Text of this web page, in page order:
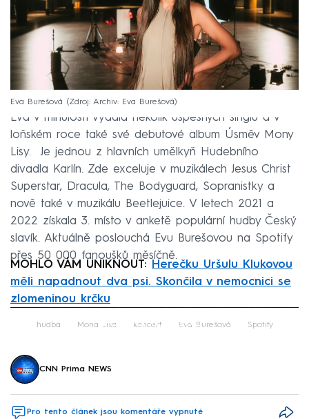
Eva Burešová Zdroj: Archiv: Eva Burešová
Eva v minulosti vydala několik úspěšných singlů a v
loňském roce také své debutové album Úsměv Mony
Lisy. Je jednou z hlavních umělkyň Hudebního
divadla Karlín. Zde exceluje v muzikálech Jesus Christ
Superstar, Dracula, The Bodyguard, Sopranistky a
nově také v muzikálu Beetlejuice. V letech 2021 a
2022 získala 3. místo v anketě populární hudby Český
slavík. Aktuálně poslouchá Evu Burešovou na Spotify
přes 50 000 fanoušků měsíčně.
MOHLO VÁM UNIKNOUT:
Herečku Uršulu Klukovou
měli napadnout dva psi. Skončila v nemocnici se
zlomeninou krčku
Failed to fetch
hudba Mona Lisa koncert Eva Burešová Spotify
CNN Prima NEWS
Pro tento článek jsou komentáře vypnuté